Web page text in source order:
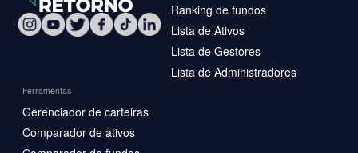
Ranking de fundos
Lista de Ativos
Lista de Gestores
Lista de Administradores
Ferramentas
Gerenciador de carteiras
Comparador de ativos